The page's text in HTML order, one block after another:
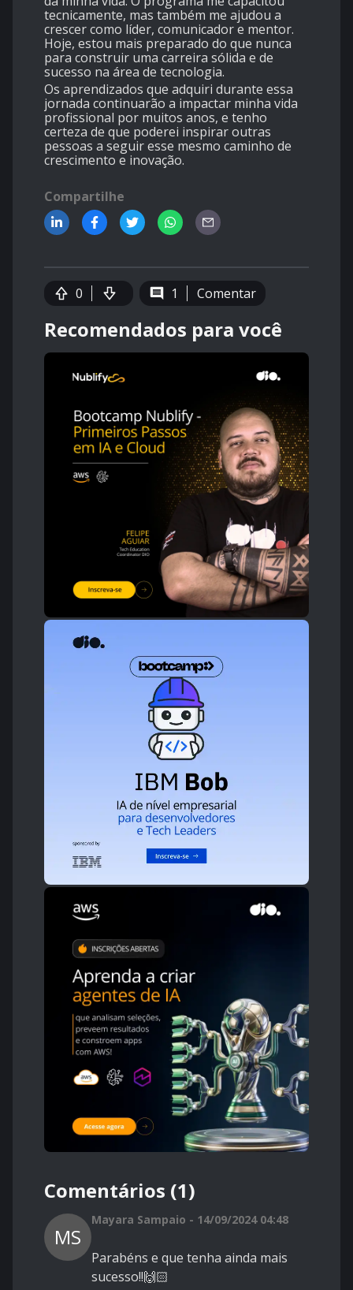
tecnicamente, mas também me ajudou a
crescer como líder, comunicador e mentor.
Hoje, estou mais preparado do que nunca
para construir uma carreira sólida e de
sucesso na área de tecnologia.
Os aprendizados que adquiri durante essa
jornada continuarão a impactar minha vida
profissional por muitos anos, e tenho
certeza de que poderei inspirar outras
pessoas a seguir esse mesmo caminho de
crescimento e inovação.
Compartilhe
0 1 Comentar
Recomendados para você
Comentários (1)
MS
Mayara Sampaio - 14/09/2024 04:48
Parabéns e que tenha ainda mais
sucesso!!🙌🏻